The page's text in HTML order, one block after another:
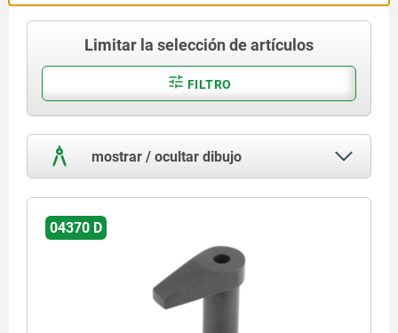
Limitar la selección de artículos
FILTRO
mostrar / ocultar dibujo
04370 D